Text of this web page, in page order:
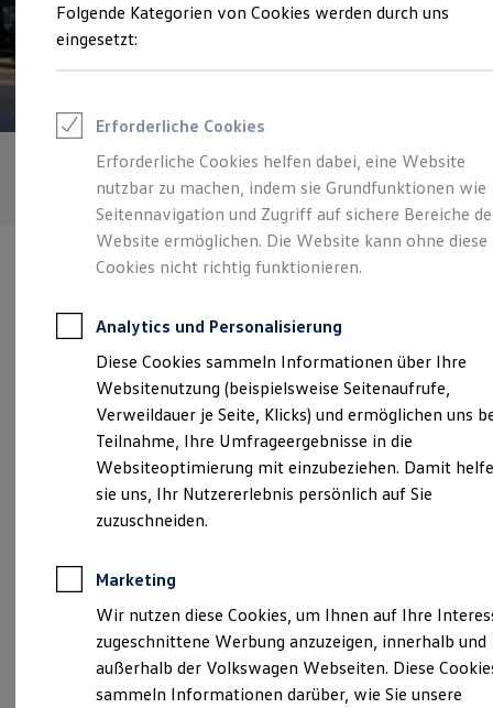
Junge Gebrauchtwagen und Gebrauchtwagen
Volkswagen Zertifizierte Gebrauchtwagen
Zubehör- und Serviceangebote
Leasing
Leasing-Angebote
Gebrauchtwagen Leasing
Junge Gebrauchtwagen-Leasing
Elektroauto Leasing
Kleinwagen-Leasing
Leasing ohne Anzahlung
Finanzierung
Kfz-Versicherung
Restschuldversicherungen
Garantien
Wartungsverträge
Geschäftskunden
Professional Class bei Volkswagen
Großkunden
Behörden
Direktkunden
Sonderfahrzeuge
Anpfiff zum Gewinn
Elektroautos
ID. Tutorials
Elektrofahrzeugkonzepte
Reichweite
Reichweite der ID. Modelle
Reichweite im Winter
Verantwortlich für die Inhalte auf dieser Seite ist die Autohaus
Wilhelm Schmitz GmbH & Co. KG (Impressum & Rechtliches)
Wilhelmstraße 20, 45964 Gladbeck
info@autohaus-schmitz.de
Montag
Sonntag
Geschlossen
Folgende Kategorien von Cookies werden durch uns
eingesetzt:
Erforderliche Cookies
Erforderliche Cookies helfen dabei, eine Website
nutzbar zu machen, indem sie Grundfunktionen wie
Seitennavigation und Zugriff auf sichere Bereiche
Website ermöglichen. Die Website kann ohne diese
Cookies nicht richtig funktionieren.
Analytics und Personalisierung
Diese Cookies sammeln Informationen über Ihre
Websitenutzung (beispielsweise Seitenaufrufe,
Verweildauer je Seite, Klicks) und ermöglichen uns
Teilnahme, Ihre Umfrageergebnisse in die
Websiteoptimierung mit einzubeziehen. Damit
sie uns, Ihr Nutzererlebnis persönlich auf Sie
zuzuschneiden.
Marketing
Wir nutzen diese Cookies, um Ihnen auf Ihre
zugeschnittene Werbung anzuzeigen, innerhalb und
außerhalb der Volkswagen Webseiten. Diese
sammeln Informationen darüber, wie Sie unsere